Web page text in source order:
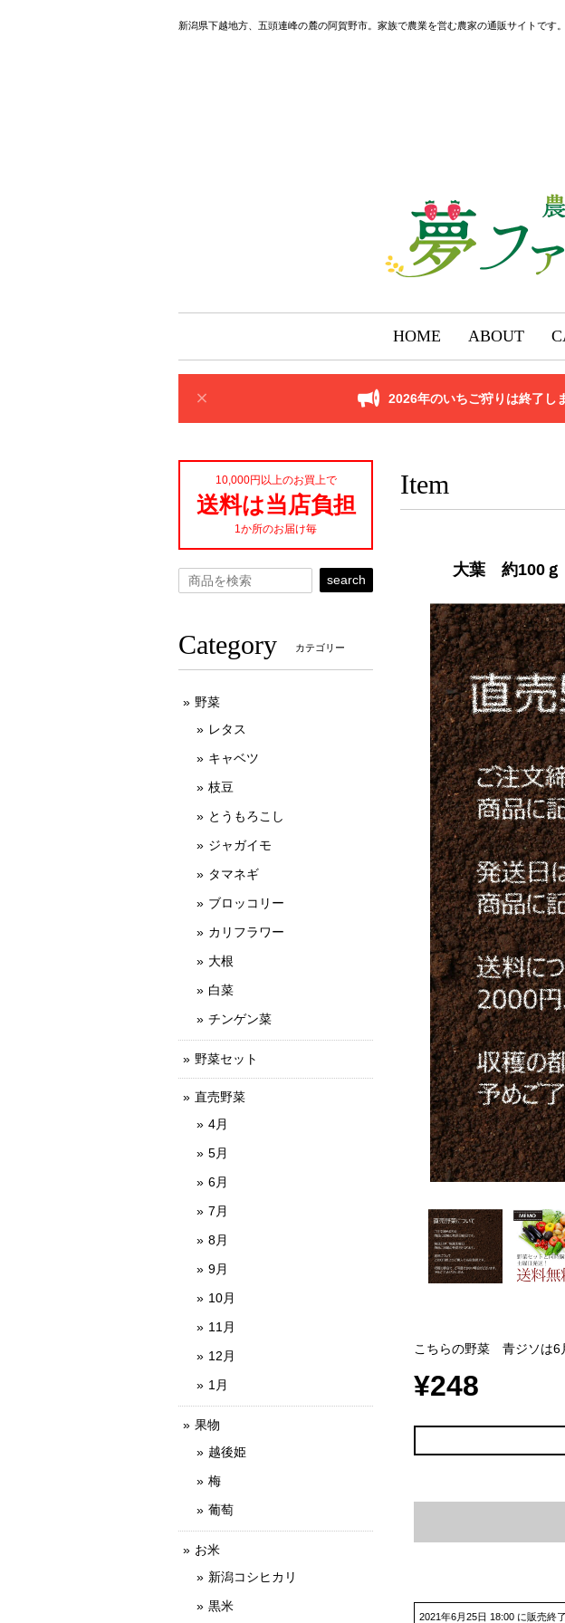
新潟県下越地方、五頭連峰の麓の阿賀野市。家族で農業を営む農家の通販サイトです
HOME ABOUT
2026年のいちご狩りは終了し
Item
大葉 約100ｇ
こちらの野菜 青ジソは6
¥248
2021年6月25日 18:00 に販売終了
10,000円以上のお買上で
送料は当店負担
1か所のお届け毎
search
Category カテゴリー
野菜
レタス
キャベツ
枝豆
とうもろこし
ジャガイモ
タマネギ
ブロッコリー
カリフラワー
大根
白菜
チンゲン菜
野菜セット
直売野菜
4月
5月
6月
7月
8月
9月
10月
11月
12月
1月
果物
越後姫
梅
葡萄
お米
新潟コシヒカリ
黒米